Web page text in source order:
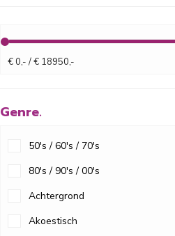
€ 0,- / € 18950,-
Genre.
50's / 60's / 70's
80's / 90's / 00's
Achtergrond
Akoestisch